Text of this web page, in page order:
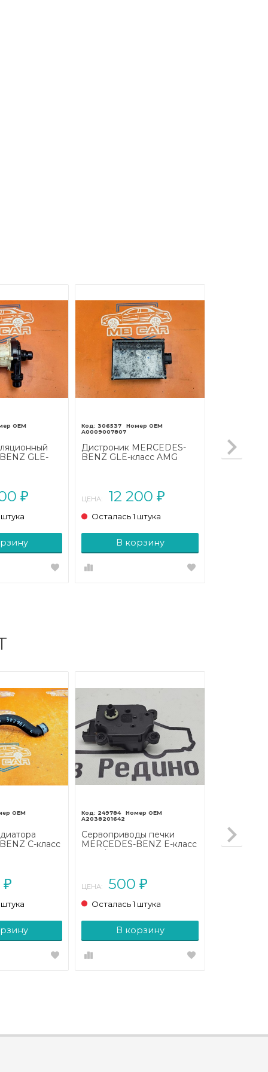
GLE-
₽
306537
A0009007807
Дистроник MERCEDES-
BENZ GLE-класс AMG
ЦЕНА: 12 200 ₽
Осталась 1 штука
В корзину
C-класс
₽
249784
A2038201642
Сервоприводы печки
MERCEDES-BENZ E-класс
ЦЕНА: 500 ₽
Осталась 1 штука
В корзину